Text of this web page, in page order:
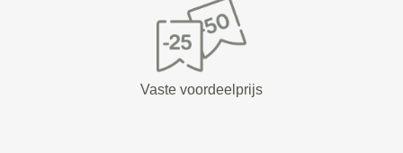
Vaste voordeelprijs